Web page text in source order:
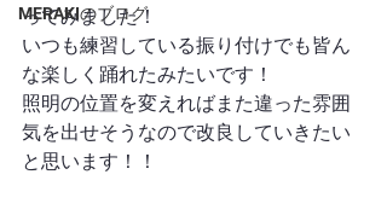
MERAKIのブログ
ってみました！
いつも練習している振り付けでも皆ん
な楽しく踊れたみたいです！
照明の位置を変えればまた違った雰囲
気を出せそうなので改良していきたい
と思います！！